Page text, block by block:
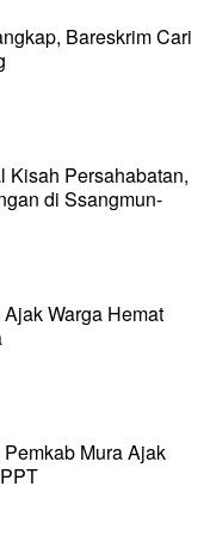
Bareskrim Cari
Kisah Persahabatan,
di Ssangmun-
Warga Hemat
Mura Ajak